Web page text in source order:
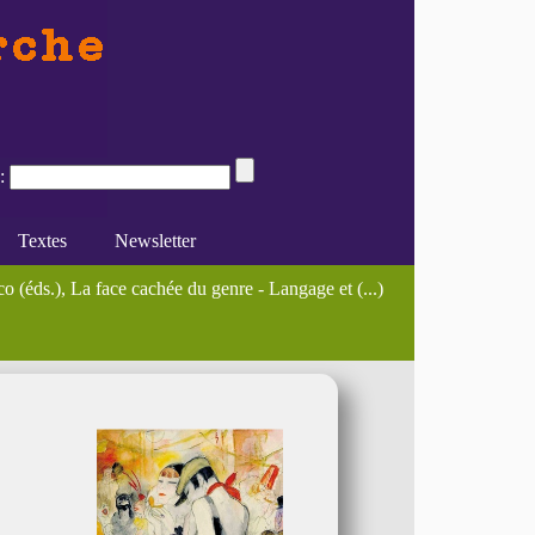
du féminisme Divers En ligne
Works in (...)
Textes
(éds.), La face cachée du genre - Langage et (...)
Newsletter